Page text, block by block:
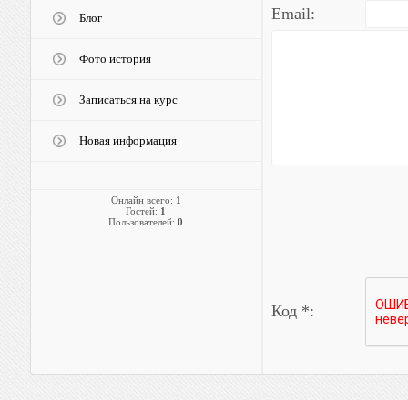
Блог
Фото история
Записаться на курс
Новая информация
Онлайн всего: 1
Гостей: 1
Пользователей: 0
Email:
Код *: